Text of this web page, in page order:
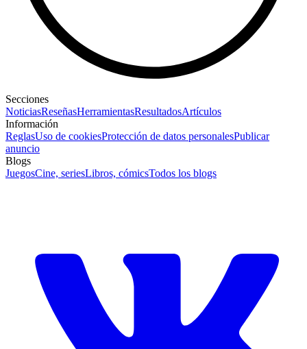
Secciones
NoticiasReseñasHerramientasResultadosArtículos
Información
ReglasUso de cookiesProtección de datos personalesPublicar
anuncio
Blogs
JuegosCine, seriesLibros, cómicsTodos los blogs